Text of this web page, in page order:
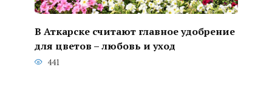
В Аткарске считают главное удобрение
для цветов – любовь и уход
441